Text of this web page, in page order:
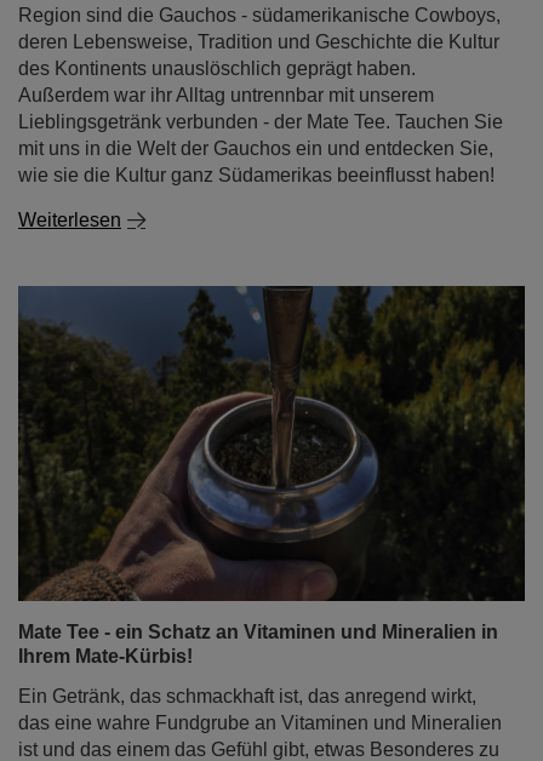
Region sind die Gauchos - südamerikanische Cowboys,
deren Lebensweise, Tradition und Geschichte die Kultur
des Kontinents unauslöschlich geprägt haben.
Außerdem war ihr Alltag untrennbar mit unserem
Lieblingsgetränk verbunden - der Mate Tee. Tauchen Sie
mit uns in die Welt der Gauchos ein und entdecken Sie,
wie sie die Kultur ganz Südamerikas beeinflusst haben!
Weiterlesen
Mate Tee - ein Schatz an Vitaminen und Mineralien in
Ihrem Mate-Kürbis!
Ein Getränk, das schmackhaft ist, das anregend wirkt,
das eine wahre Fundgrube an Vitaminen und Mineralien
ist und das einem das Gefühl gibt, etwas Besonderes zu